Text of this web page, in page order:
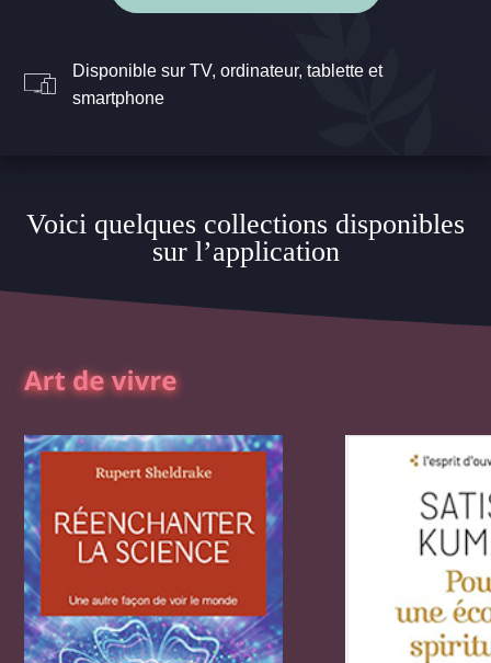
Disponible sur TV, ordinateur, tablette et
smartphone
Voici quelques collections disponibles
sur l’application